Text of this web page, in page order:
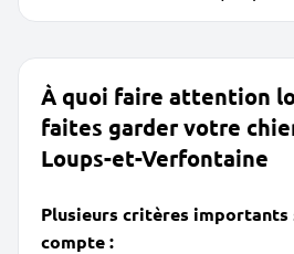
À quoi faire attention
faites garder votre
Loups-et-Verfontaine
Plusieurs critères importants
compte :